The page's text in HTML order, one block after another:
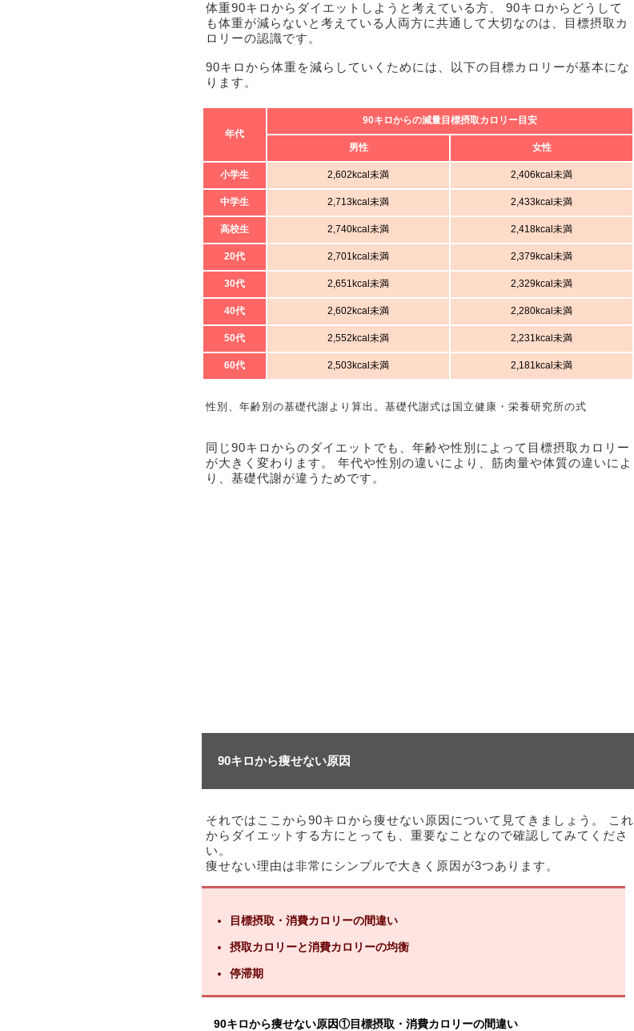
体重90キロからダイエットしようと考えている方、 90キロからどうして
も体重が減らないと考えている人両方に共通して大切なのは、目標摂取カ
ロリーの認識です。
90キロから体重を減らしていくためには、以下の目標カロリーが基本にな
ります。
年代
90キロからの減量目標摂取カロリー目安
男性 女性
小学生 2,602kcal未満 2,406kcal未満
中学生 2,713kcal未満 2,433kcal未満
高校生 2,740kcal未満 2,418kcal未満
20代 2,701kcal未満 2,379kcal未満
30代 2,651kcal未満 2,329kcal未満
40代 2,602kcal未満 2,280kcal未満
50代 2,552kcal未満 2,231kcal未満
60代 2,503kcal未満 2,181kcal未満
性別、年齢別の基礎代謝より算出。基礎代謝式は国立健康・栄養研究所の式
同じ90キロからのダイエットでも、年齢や性別によって目標摂取カロリー
が大きく変わります。 年代や性別の違いにより、筋肉量や体質の違いによ
り、基礎代謝が違うためです。
90キロから痩せない原因
それではここから90キロから痩せない原因について見てきましょう。 これ
からダイエットする方にとっても、重要なことなので確認してみてくださ
い。
痩せない理由は非常にシンプルで大きく原因が3つあります。
目標摂取・消費カロリーの間違い
摂取カロリーと消費カロリーの均衡
停滞期
90キロから痩せない原因①目標摂取・消費カロリーの間違い